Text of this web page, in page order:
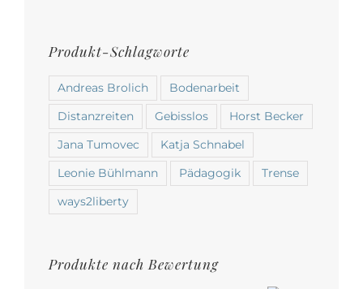
Produkt-Schlagworte
Andreas Brolich Bodenarbeit
Distanzreiten Gebisslos Horst Becker
Jana Tumovec Katja Schnabel
Leonie Bühlmann Pädagogik Trense
ways2liberty
Produkte nach Bewertung